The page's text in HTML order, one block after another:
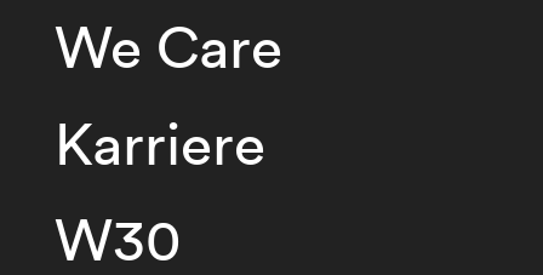
We Care
Karriere
W30